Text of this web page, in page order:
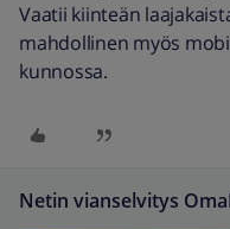
Vaatii kiinteän
mahdollinen myös
kunnossa.
Netin vianselvitys